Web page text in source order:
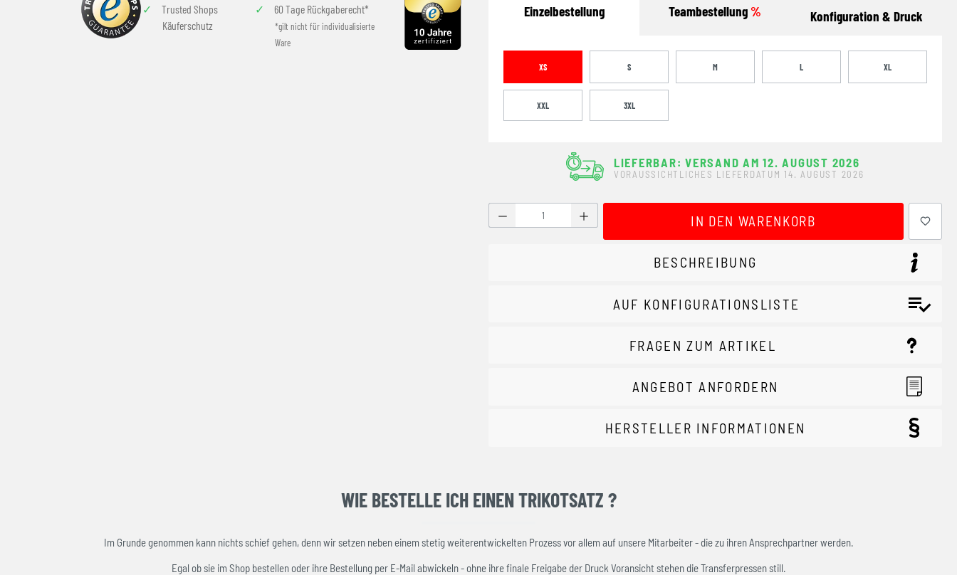
Trusted Shops
Käuferschutz
60 Tage Rückgaberecht*
*gilt nicht für individualisierte
Ware
Einzelbestellung Teambestellung% Konfiguration & Druck
XS S M L XL
XXL 3XL
LIEFERBAR: VERSAND AM 12. AUGUST 2026
VORAUSSICHTLICHES LIEFERDATUM 14. AUGUST 2026
Produkt Anzahl: Gib den gewünschten Wert ein oder benutze die Schaltflächen
IN DEN WARENKORB
BESCHREIBUNG
AUF KONFIGURATIONSLISTE
FRAGEN ZUM ARTIKEL
ANGEBOT ANFORDERN
HERSTELLER INFORMATIONEN
WIE BESTELLE ICH EINEN TRIKOTSATZ ?
Im Grunde genommen kann nichts schief gehen, denn wir setzen neben einem stetig weiterentwickelten Prozess vor allem auf unsere Mitarbeiter - die zu ihren Ansprechpartner werden.
Egal ob sie im Shop bestellen oder ihre Bestellung per E-Mail abwickeln - ohne ihre finale Freigabe der Druck Voransicht stehen die Transferpressen still.